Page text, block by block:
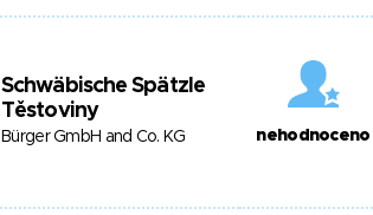
Schwäbische Spätzle
Těstoviny
Bürger GmbH and Co. KG nehodnoceno